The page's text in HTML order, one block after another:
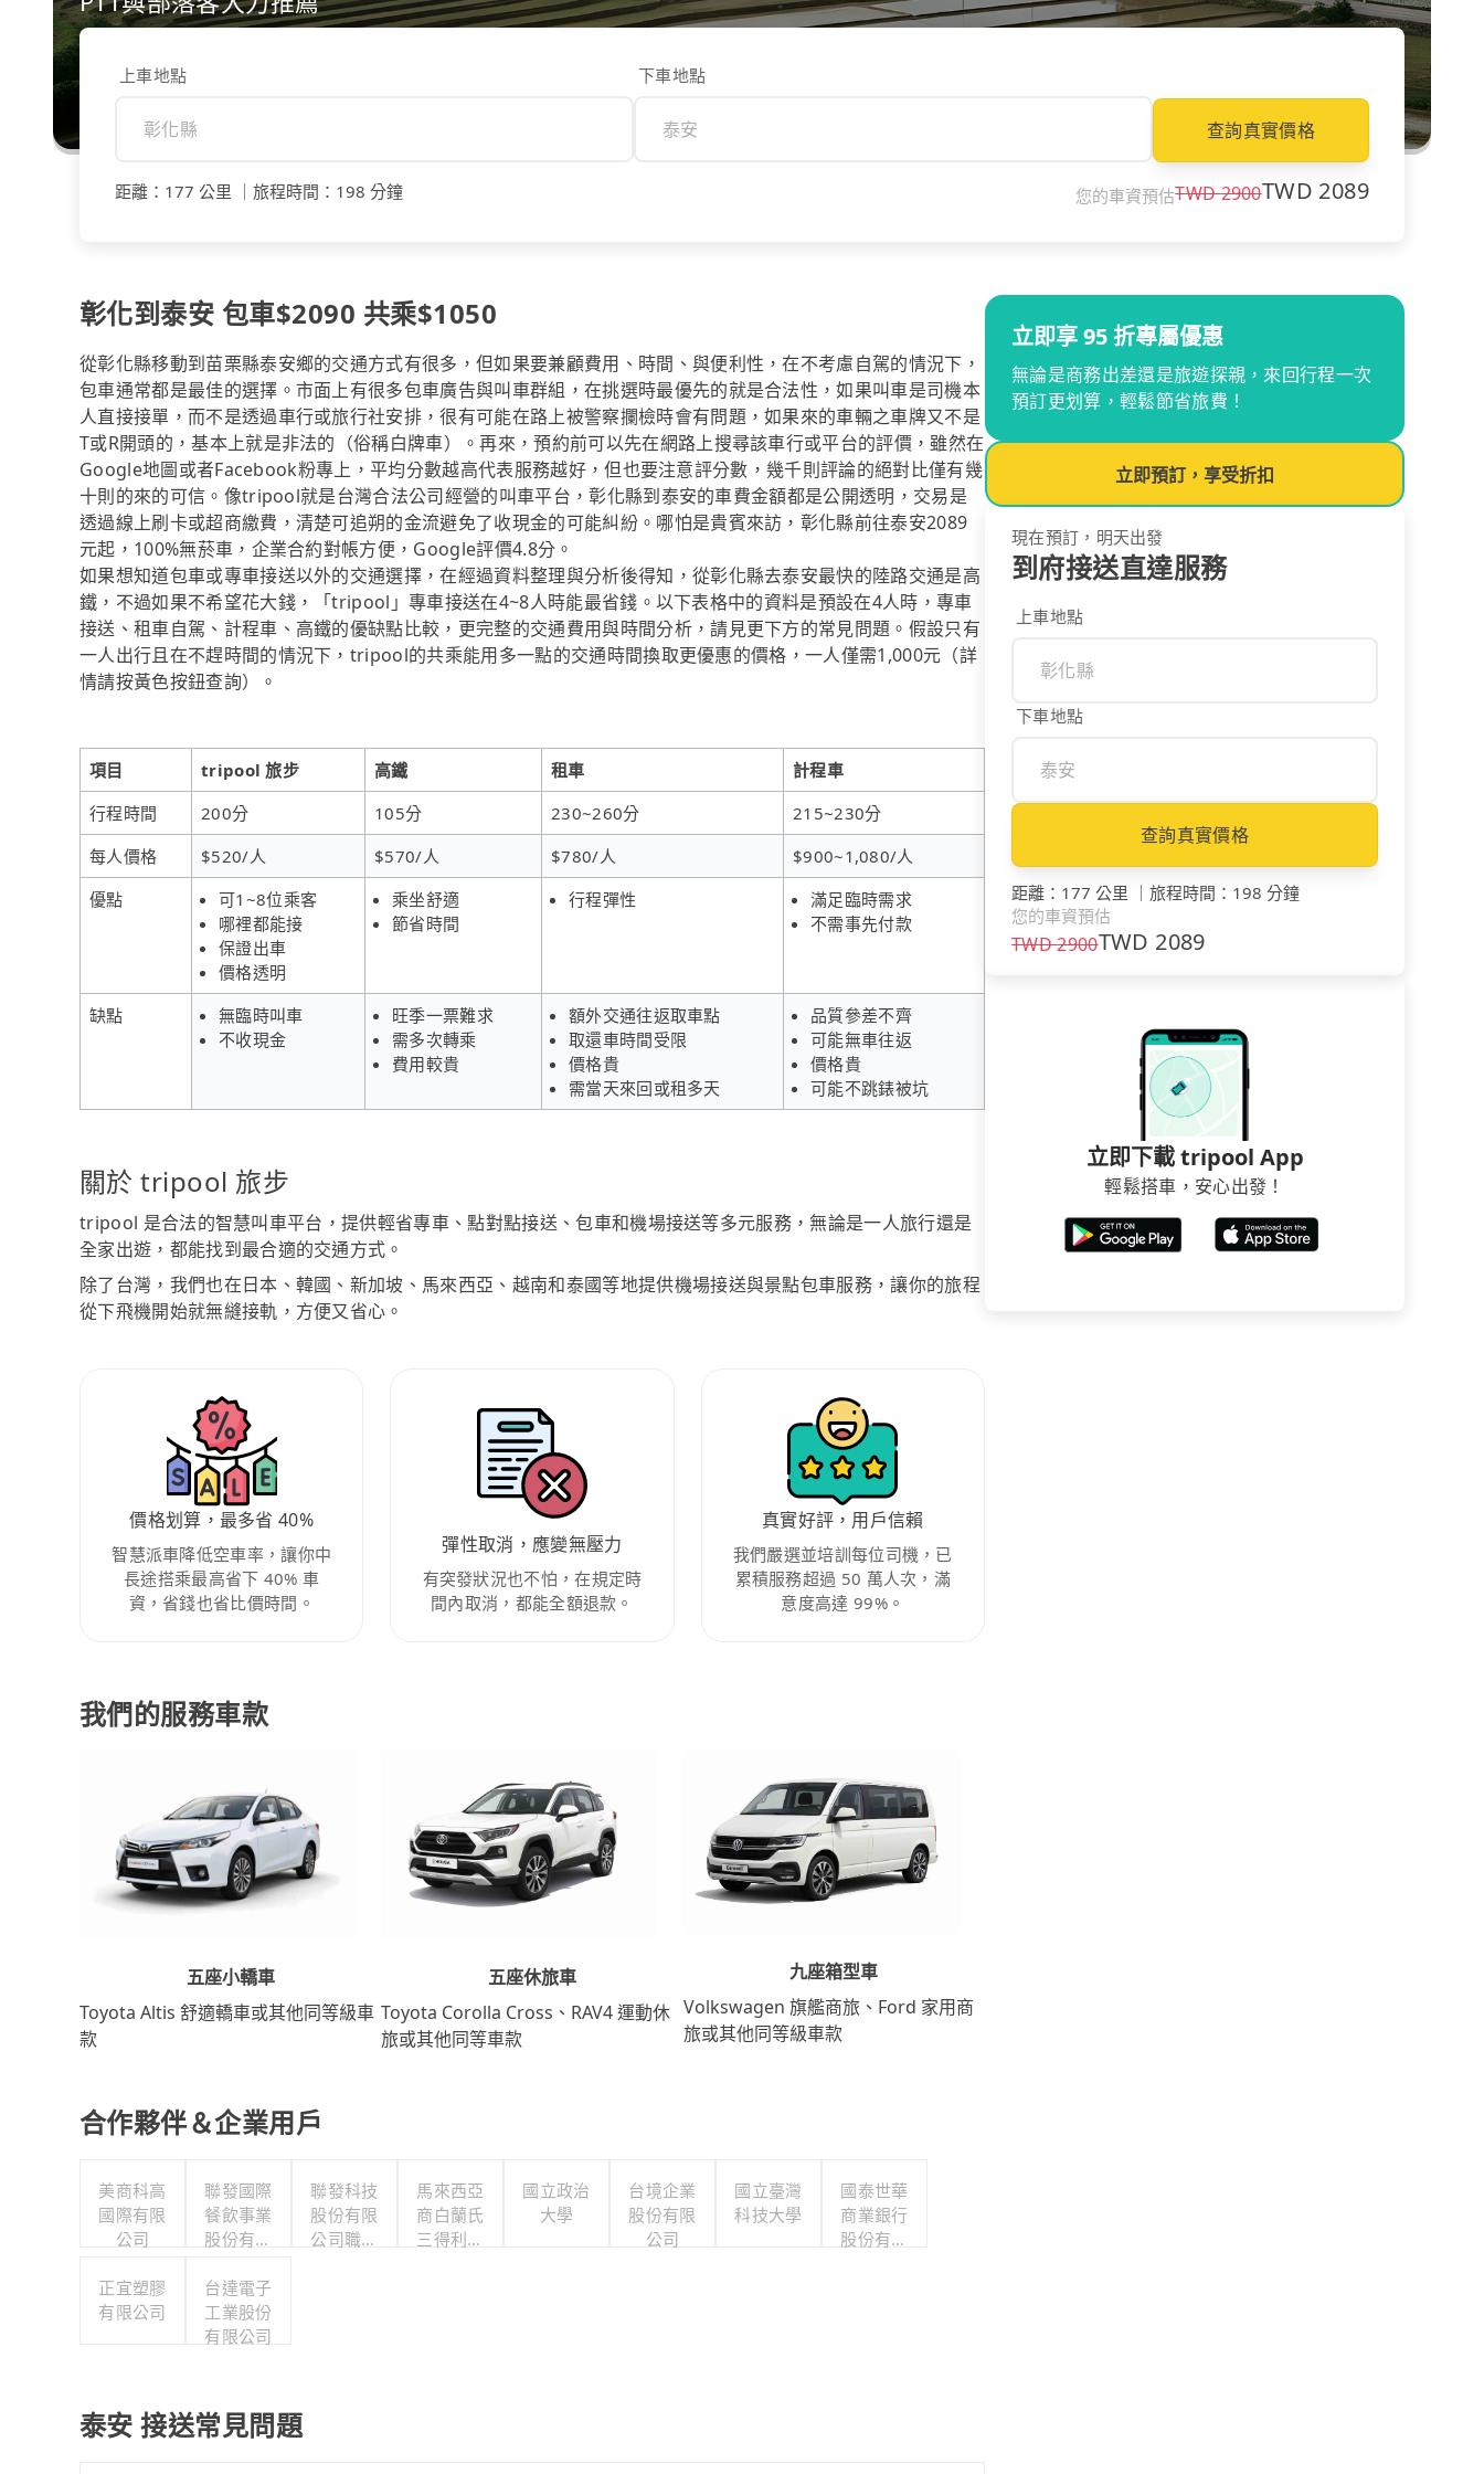
上車地點 下車地點
查詢真實價格
距離 ： 177 公里 旅程時間 ： 198 分鐘 您的車資預估TWD2900TWD 2089
彰化到泰安 包車$2090 共乘$1050
從彰化縣移動到苗栗縣泰安鄉的交通方式有很多，但如果要兼顧費用、時間、與便利性，在不考慮自駕的情況下，
包車通常都是最佳的選擇。市面上有很多包車廣告與叫車群組，在挑選時最優先的就是合法性，如果叫車是司機本
人直接接單，而不是透過車行或旅行社安排，很有可能在路上被警察攔檢時會有問題，如果來的車輛之車牌又不是
T或R開頭的，基本上就是非法的（俗稱白牌車）。再來，預約前可以先在網路上搜尋該車行或平台的評價，雖然在
Google地圖或者Facebook粉專上，平均分數越高代表服務越好，但也要注意評分數，幾千則評論的絕對比僅有幾
十則的來的可信。像tripool就是台灣合法公司經營的叫車平台，彰化縣到泰安的車費金額都是公開透明，交易是
透過線上刷卡或超商繳費，清楚可追朔的金流避免了收現金的可能糾紛。哪怕是貴賓來訪，彰化縣前往泰安2089
元起，100%無菸車，企業合約對帳方便，Google評價4.8分。
如果想知道包車或專車接送以外的交通選擇，在經過資料整理與分析後得知，從彰化縣去泰安最快的陸路交通是高
鐵，不過如果不希望花大錢，「tripool」專車接送在4~8人時能最省錢。以下表格中的資料是預設在4人時，專車
接送、租車自駕、計程車、高鐵的優缺點比較，更完整的交通費用與時間分析，請見更下方的常見問題。假設只有
一人出行且在不趕時間的情況下，tripool的共乘能用多一點的交通時間換取更優惠的價格，一人僅需1,000元（詳
情請按黃色按鈕查詢）。
項目 tripool 旅步 高鐵 租車
計程車
行程時間
200分 105分 230~260分
215~230分
每人價格
$520/人 $570/人 $780/人
$900~1,080/人
優點
可1~8位乘客
哪裡都能接
保證出車
價格透明
乘坐舒適
節省時間
行程彈性
滿足臨時需求
不需事先付款
缺點
無臨時叫車
不收現金
旺季一票難求
需多次轉乘
費用較貴
額外交通往返取車點
取還車時間受限
價格貴
需當天來回或租多天
品質參差不齊
可能無車往返
價格貴
可能不跳錶被坑
關於 tripool 旅步
tripool 是合法的智慧叫車平台，提供輕省專車、點對點接送、包車和機場接送等多元服務，無論是一人旅行還是
全家出遊，都能找到最合適的交通方式。
除了台灣，我們也在日本、韓國、新加坡、馬來西亞、越南和泰國等地提供機場接送與景點包車服務，讓你的旅程
從下飛機開始就無縫接軌，方便又省心。
價格划算，最多省 40%
智慧派車降低空車率，讓你中
長途搭乘最高省下 40% 車
資，省錢也省比價時間。
彈性取消，應變無壓力
有突發狀況也不怕，在規定時
間內取消，都能全額退款。
真實好評，用戶信賴
我們嚴選並培訓每位司機，已
累積服務超過 50 萬人次，滿
意度高達 99%。
我們的服務車款
五座小轎車
Toyota Altis 舒適轎車或其他同等級車
款
五座休旅車
Toyota Corolla Cross、RAV4 運動休
旅或其他同等車款
九座箱型車
Volkswagen 旗艦商旅、Ford 家用商
旅或其他同等級車款
合作夥伴＆企業用戶
美商科高
國際有限
公司
聯發國際
餐飲事業
股份有限
聯發科技
股份有限
公司職工
馬來西亞
商白蘭氏
三得利股
國立政治
大學
台境企業
股份有限
公司
國立臺灣
科技大學
國泰世華
商業銀行
股份有限
正宜塑膠
有限公司
台達電子
工業股份
有限公司
泰安 接送常見問題
立即享 95 折專屬優惠
無論是商務出差還是旅遊探親，來回行程一次
預訂更划算，輕鬆節省旅費！
立即預訂，享受折扣
現在預訂，明天出發
到府接送直達服務
上車地點
下車地點
查詢真實價格
距離 ： 177 公里 ｜ 旅程時間 ： 198 分鐘
您的車資預估
TWD2900TWD 2089
立即下載 tripool App
輕鬆搭車，安心出發！